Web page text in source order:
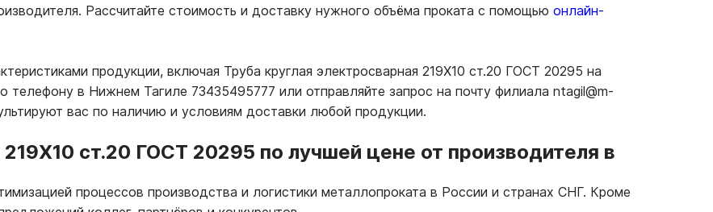
Рассчитайте стоимость и доставку нужного объёма проката с помощью онлайн-
продукции, включая Труба круглая электросварная 219Х10 ст.20 ГОСТ 20295 на
телефону в Нижнем Тагиле 73435495777 или отправляйте запрос на почту филиала ntagil@m-
вас по наличию и условиям доставки любой продукции.
219Х10 ст.20 ГОСТ 20295 по лучшей цене от производителя в
процессов производства и логистики металлопроката в России и странах СНГ. Кроме